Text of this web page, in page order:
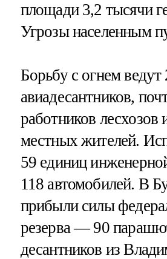
площади 3,2 тысячи
Угрозы населенным
Борьбу с огнем ведут
авиадесантников,
работников лесхозов
местных жителей.
59 единиц
118 автомобилей. В
прибыли силы
резерва — 90
десантников из